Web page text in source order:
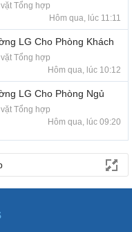
Tổng hợp
Hôm qua, lúc 11:11
LG Cho Phòng Khách
Tổng hợp
Hôm qua, lúc 10:12
LG Cho Phòng Ngủ
Tổng hợp
Hôm qua, lúc 09:20